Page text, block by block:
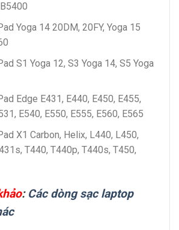
Yoga 14 20DM, 20FY, Yoga 15
S1 Yoga 12, S3 Yoga 14, S5 Yoga
Edge E431, E440, E450, E455,
E540, E550, E555, E560, E565
X1 Carbon, Helix, L440, L450,
T440, T440p, T440s, T450,
: Các dòng sạc laptop